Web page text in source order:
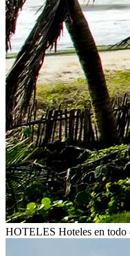
HOTELES Hoteles en todo